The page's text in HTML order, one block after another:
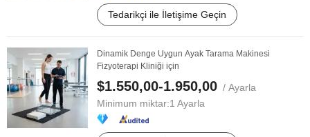
Tedarikçi ile İletişime Geçin
Dinamik Denge Uygun Ayak Tarama Makinesi
Fizyoterapi Kliniği için
$1.550,00-1.950,00 / Ayarla
Minimum miktar:1 Ayarla